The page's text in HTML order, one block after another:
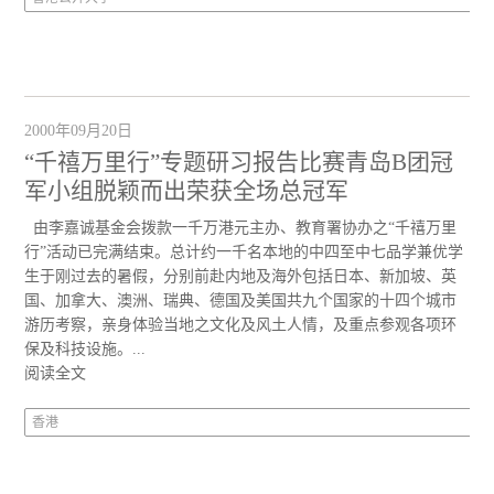
2000年09月20日
“千禧万里行”专题研习报告比赛青岛B团冠
军小组脱颖而出荣获全场总冠军
由李嘉诚基金会拨款一千万港元主办、教育署协办之“千禧万里
行”活动已完满结束。总计约一千名本地的中四至中七品学兼优学
生于刚过去的暑假，分别前赴内地及海外包括日本、新加坡、英
国、加拿大、澳洲、瑞典、德国及美国共九个国家的十四个城市
游历考察，亲身体验当地之文化及风土人情，及重点参观各项环
保及科技设施。...
阅读全文
香港